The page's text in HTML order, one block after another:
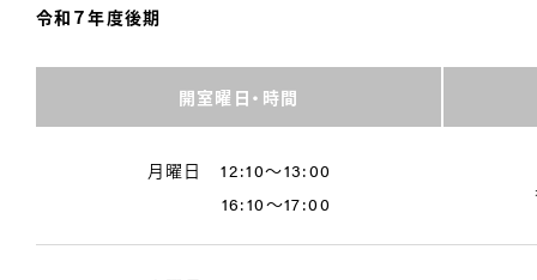
令和７年度後期
開室曜日・時間
月曜日 12:10～13:00
16:10～17:00